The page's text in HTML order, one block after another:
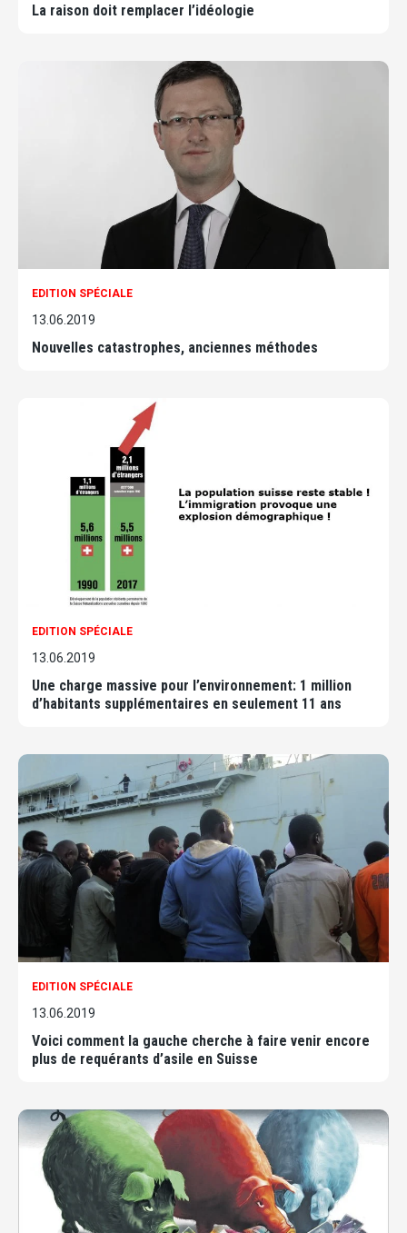
La raison doit remplacer l’idéologie
EDITION SPÉCIALE
13.06.2019
Nouvelles catastrophes, anciennes méthodes
EDITION SPÉCIALE
13.06.2019
Une charge massive pour l’environnement: 1 million
d’habitants supplémentaires en seulement 11 ans
EDITION SPÉCIALE
13.06.2019
Voici comment la gauche cherche à faire venir encore
plus de requérants d’asile en Suisse